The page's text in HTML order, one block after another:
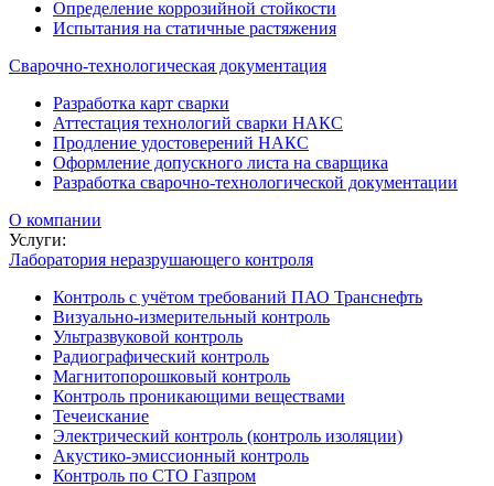
Определение коррозийной стойкости
Испытания на статичные растяжения
Сварочно-технологическая документация
Разработка карт сварки
Аттестация технологий сварки НАКС
Продление удостоверений НАКС
Оформление допускного листа на сварщика
Разработка сварочно-технологической документации
О компании
Услуги:
Лаборатория неразрушающего контроля
Контроль с учётом требований ПАО Транснефть
Визуально-измерительный контроль
Ультразвуковой контроль
Радиографический контроль
Магнитопорошковый контроль
Контроль проникающими веществами
Течеискание
Электрический контроль (контроль изоляции)
Акустико-эмиссионный контроль
Контроль по СТО Газпром